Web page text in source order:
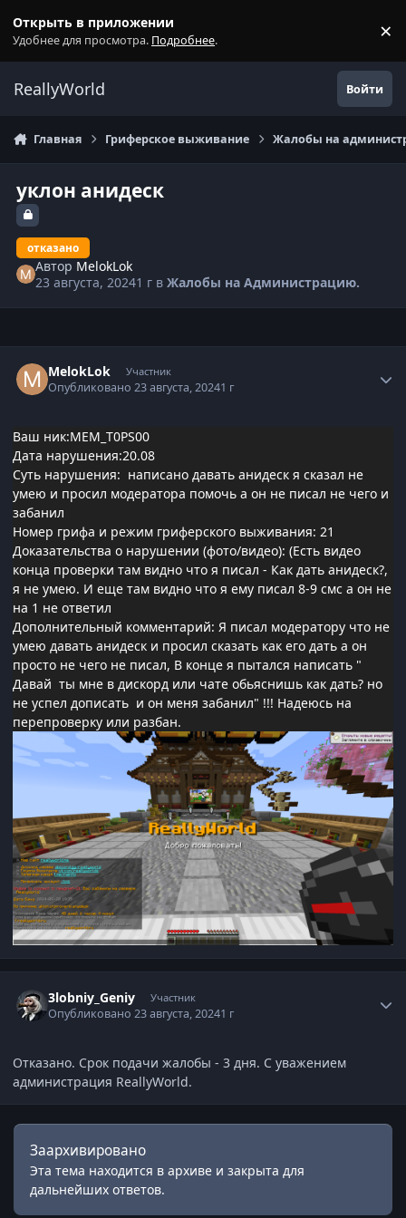
Открыть в приложении
Удобнее для просмотра. Подробнее. ×
ReallyWorld Войти
Главная Гриферское выживание Жалобы на
уклон анидеск
отказано
Автор MelokLok
23 августа, 20241 г вЖалобы на Администрацию.
MelokLok Участник
Опубликовано23 августа, 20241 г
Ваш ник:MEM_T0PS00
Дата нарушения:20.08
Суть нарушения: написано давать анидеск я сказал не
умею и просил модератора помочь а он не писал не чего и
забанил
Номер грифа и режим гриферского выживания: 21
Доказательства о нарушении (фото/видео): (Есть видео
конца проверки там видно что я писал - Как дать анидеск?,
я не умею. И еще там видно что я ему писал 8-9 смс а он не
на 1 не ответил
Дополнительный комментарий: Я писал модератору что не
умею давать анидеск и просил сказать как его дать а он
просто не чего не писал, В конце я пытался написать "
Давай ты мне в дискорд или чате обьяснишь как дать? но
не успел дописать и он меня забанил" !!! Надеюсь на
перепроверку или разбан.
3lobniy_Geniy Участник
Опубликовано23 августа, 20241 г
Отказано. Срок подачи жалобы - 3 дня. С уважением
администрация ReallyWorld.
Заархивировано
Эта тема находится в архиве и закрыта для
дальнейших ответов.